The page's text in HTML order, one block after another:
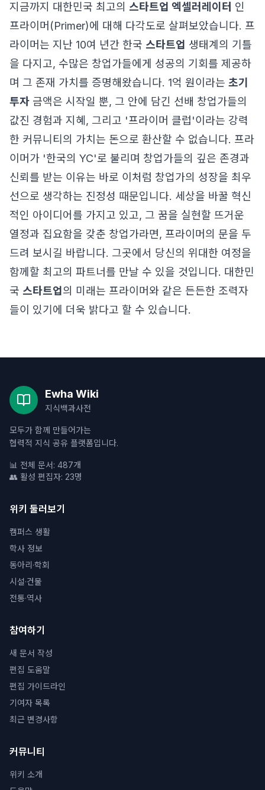
지금까지 대한민국 최고의 스타트업 엑셀러레이터 인
프라이머(Primer)에 대해 다각도로 살펴보았습니다. 프
라이머는 지난 10여 년간 한국 스타트업 생태계의 기틀
을 다지고, 수많은 창업가들에게 성공의 기회를 제공하
며 그 존재 가치를 증명해왔습니다. 1억 원이라는 초기
투자 금액은 시작일 뿐, 그 안에 담긴 선배 창업가들의
값진 경험과 지혜, 그리고 '프라이머 클럽'이라는 강력
한 커뮤니티의 가치는 돈으로 환산할 수 없습니다. 프라
이머가 '한국의 YC'로 불리며 창업가들의 깊은 존경과
신뢰를 받는 이유는 바로 이처럼 창업가의 성장을 최우
선으로 생각하는 진정성 때문입니다. 세상을 바꿀 혁신
적인 아이디어를 가지고 있고, 그 꿈을 실현할 뜨거운
열정과 집요함을 갖춘 창업가라면, 프라이머의 문을 두
드려 보시길 바랍니다. 그곳에서 당신의 위대한 여정을
함께할 최고의 파트너를 만날 수 있을 것입니다. 대한민
국 스타트업 의 미래는 프라이머와 같은 든든한 조력자
들이 있기에 더욱 밝다고 할 수 있습니다.
Ewha Wiki
지식백과사전
모두가 함께 만들어가는
협력적 지식 공유 플랫폼입니다.
📊 전체 문서: 487개
👥 활성 편집자: 23명
위키 둘러보기
캠퍼스 생활
학사 정보
동아리·학회
시설·건물
전통·역사
참여하기
새 문서 작성
편집 도움말
편집 가이드라인
기여자 목록
최근 변경사항
커뮤니티
위키 소개